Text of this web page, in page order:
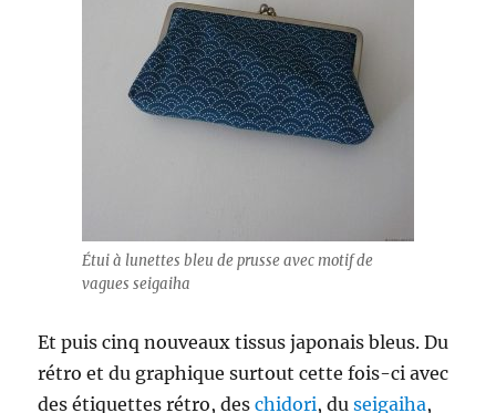
Étui à lunettes bleu de prusse avec motif de
vagues seigaiha
Et puis cinq nouveaux tissus japonais bleus. Du
rétro et du graphique surtout cette fois-ci avec
des étiquettes rétro, deschidori, duseigaiha,